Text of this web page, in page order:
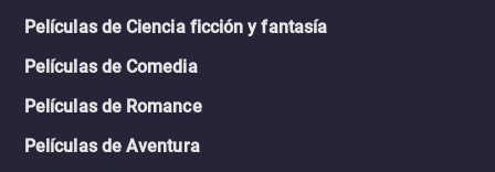
Películas de Ciencia ficción y fantasía
Películas de Comedia
Películas de Romance
Películas de Aventura